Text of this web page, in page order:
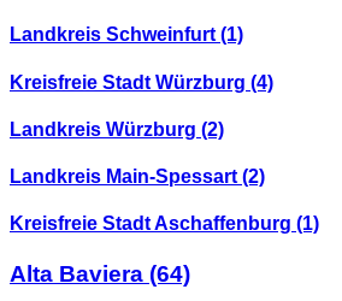
Landkreis Schweinfurt (1)
Kreisfreie Stadt Würzburg (4)
Landkreis Würzburg (2)
Landkreis Main-Spessart (2)
Kreisfreie Stadt Aschaffenburg (1)
Alta Baviera (64)